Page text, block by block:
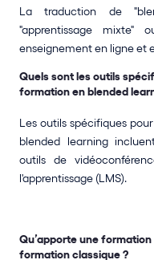
La traduction de
"apprentissage mixte"
enseignement en ligne et
Quels sont les outils
formation en blended
Les outils spécifiques
blended learning
outils de
l'apprentissage (LMS).
Qu’apporte une
formation classique ?